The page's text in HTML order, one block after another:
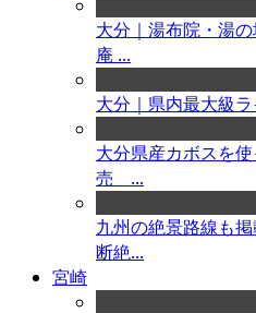
大分｜湯布院・湯
庵 ...
大分｜県内最大級
大分県産カボスを
売 ...
九州の絶景路線も
断絶...
宮崎